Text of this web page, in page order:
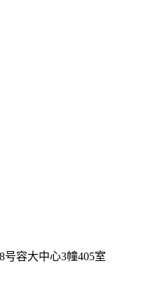
容大中心3幢405室